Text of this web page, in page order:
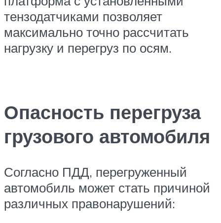
тензодатчиками позволяет
максимально точно рассчитать
нагрузку и перегруз по осям.
Опасность перегруза
грузового автомобиля
Согласно ПДД, перегруженный
автомобиль может стать причиной
различных правонарушений: